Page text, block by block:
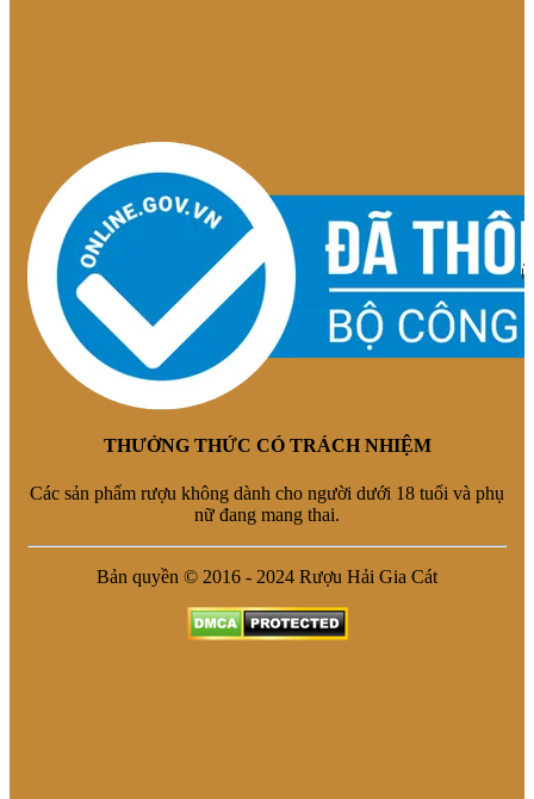
THƯỞNG THỨC CÓ TRÁCH NHIỆM
Các sản phẩm rượu không dành cho người dưới 18 tuổi và phụ
nữ đang mang thai.
Bản quyền © 2016 - 2024 Rượu Hải Gia Cát